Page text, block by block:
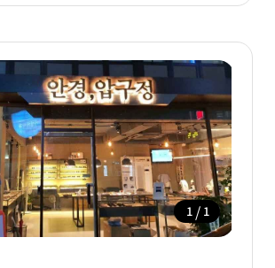
1 / 1